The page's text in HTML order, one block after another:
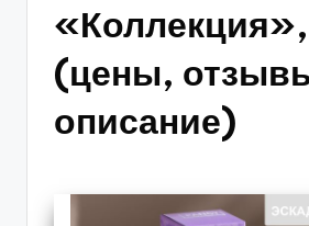
(цены,
описание)